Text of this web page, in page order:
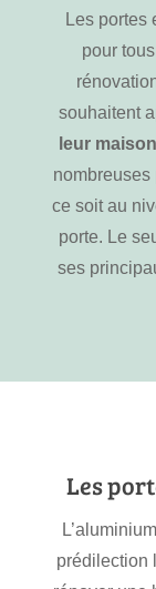
Les portes
pour
souhaitent
leur maison
ce soit au
porte. Le
ses
Les
prédilection